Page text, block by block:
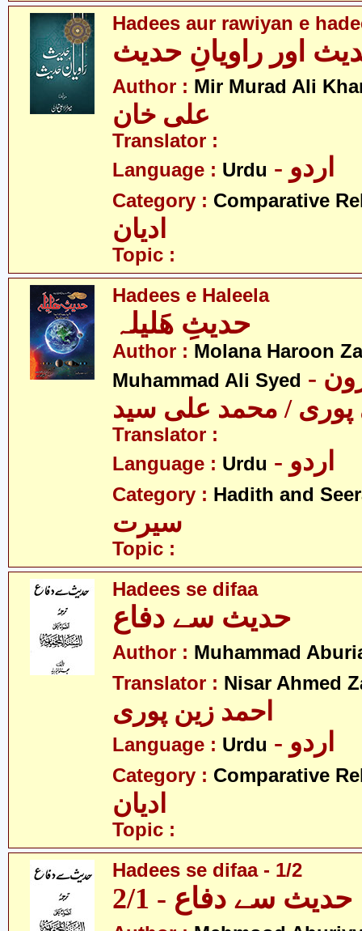
Hadees aur rawiyan e
اور راویانِ حدیث
Author : Mir Murad Ali
علی خان
Translator :
Language : Urdu - اردو
Category : Comparative
ادیان
Topic :
Hadees e Haleela
حدیثِ ھَلیلہ
Author : Molana Haroon
Muhammad Ali Syed - مولانا ہارون
پوری / محمد علی سید
Translator :
Language : Urdu - اردو
Category : Hadith and
سیرت
Topic :
Hadees se difaa
حدیث سے دفاع
Author : Muhammad
Translator : Nisar Ahmed
احمد زین پوری
Language : Urdu - اردو
Category : Comparative
ادیان
Topic :
Hadees se difaa - 1/2
حدیث سے دفاع - 2/1